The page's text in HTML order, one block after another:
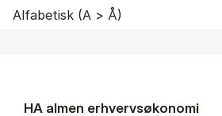
HA al­men erhvervs­økonomi